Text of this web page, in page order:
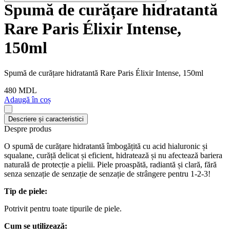
Spumă de curățare hidratantă
Rare Paris Élixir Intense,
150ml
Spumă de curățare hidratantă Rare Paris Élixir Intense, 150ml
480 MDL
Adaugă în coș
Descriere și caracteristici
Despre produs
O spumă de curățare hidratantă îmbogățită cu acid hialuronic și
squalane, curăță delicat și eficient, hidratează și nu afectează bariera
naturală de protecție a pielii. Piele proaspătă, radiantă și clară, fără
senza senzație de senzație de senzație de strângere pentru 1-2-3!
Tip de piele:
Potrivit pentru toate tipurile de piele.
Cum se utilizează: